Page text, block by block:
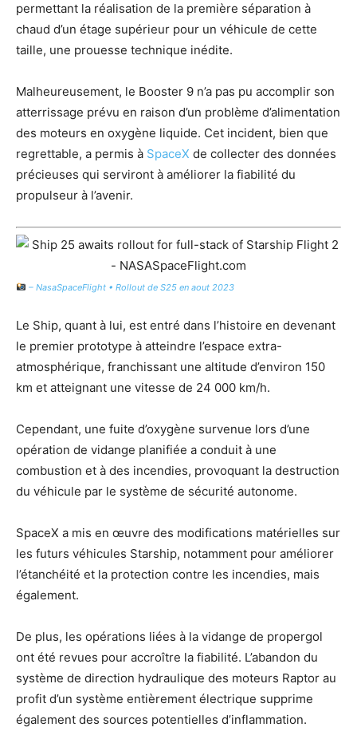
permettant la réalisation de la première séparation à
chaud d’un étage supérieur pour un véhicule de cette
taille, une prouesse technique inédite.
Malheureusement, le Booster 9 n’a pas pu accomplir son
atterrissage prévu en raison d’un problème d’alimentation
des moteurs en oxygène liquide. Cet incident, bien que
regrettable, a permis à SpaceX de collecter des données
précieuses qui serviront à améliorer la fiabilité du
propulseur à l’avenir.
– NasaSpaceFlight • Rollout de S25 en aout 2023
Le Ship, quant à lui, est entré dans l’histoire en devenant
le premier prototype à atteindre l’espace extra-
atmosphérique, franchissant une altitude d’environ 150
km et atteignant une vitesse de 24 000 km/h.
Cependant, une fuite d’oxygène survenue lors d’une
opération de vidange planifiée a conduit à une
combustion et à des incendies, provoquant la destruction
du véhicule par le système de sécurité autonome.
SpaceX a mis en œuvre des modifications matérielles sur
les futurs véhicules Starship, notamment pour améliorer
l’étanchéité et la protection contre les incendies, mais
également.
De plus, les opérations liées à la vidange de propergol
ont été revues pour accroître la fiabilité. L’abandon du
système de direction hydraulique des moteurs Raptor au
profit d’un système entièrement électrique supprime
également des sources potentielles d’inflammation.